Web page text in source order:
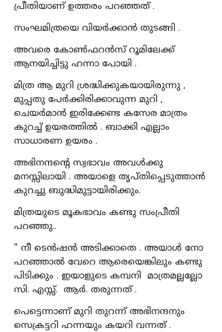
പ്രീതിയാണ് ഉത്തരം പറഞ്ഞത് .
സംഘമിത്രയെ വിയർക്കാൻ തുടങ്ങി .
അവരെ കോൺഫറൻസ് റൂമിലേക്ക്‌
ആനയിച്ചിട്ടു ഹന്നാ പോയി .
മിത്ര ആ മുറി ശ്രദ്ധിക്കുകയായിരുന്നു ,
മുപ്പതു പേർക്കിരിക്കാവുന്ന മുറി ,
ചെയർമാൻ ഇരിക്കേണ്ട കസേര മാത്രം
കുറച്ച് ഉയരത്തിൽ . ബാക്കി എല്ലാം
സാധാരണ ഉയരം .
അഭിനന്ദന്റെ സ്വഭാവം അവൾക്കു
മനസ്സിലായി . അയാളെ തൃപ്തിപ്പെടുത്താൻ
കുറച്ചു ബുദ്ധിമുട്ടായിരിക്കും.
മിത്രയുടെ മൂകഭാവം കണ്ടു സംപ്രീതി
പറഞ്ഞു..
" നീ ടെൻഷൻ അടിക്കാതെ . അയാൾ നോ
പറഞ്ഞാൽ വേറെ ആരെയെങ്കിലും കണ്ടു
പിടിക്കും . ഇയാളുടെ കമ്പനി മാത്രമല്ലല്ലോ
സി. എസ്സ്. ആർ. തരുന്നത് .
പെട്ടെന്നാണ് മുറി തുറന്ന് അഭിനന്ദനും
സെക്രട്ടറി ഹന്നയും കയറി വന്നത് .